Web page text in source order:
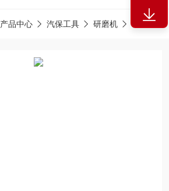
产品中心 汽保工具 研磨机 TM-99型电动调速气门研磨机